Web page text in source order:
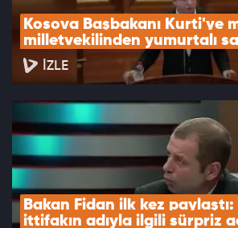
Kosova Başbakanı Kurti'ye
milletvekilinden yumurtalı
İZLE
Bakan Fidan ilk kez paylaştı:
ittifakın adıyla ilgili sürpriz